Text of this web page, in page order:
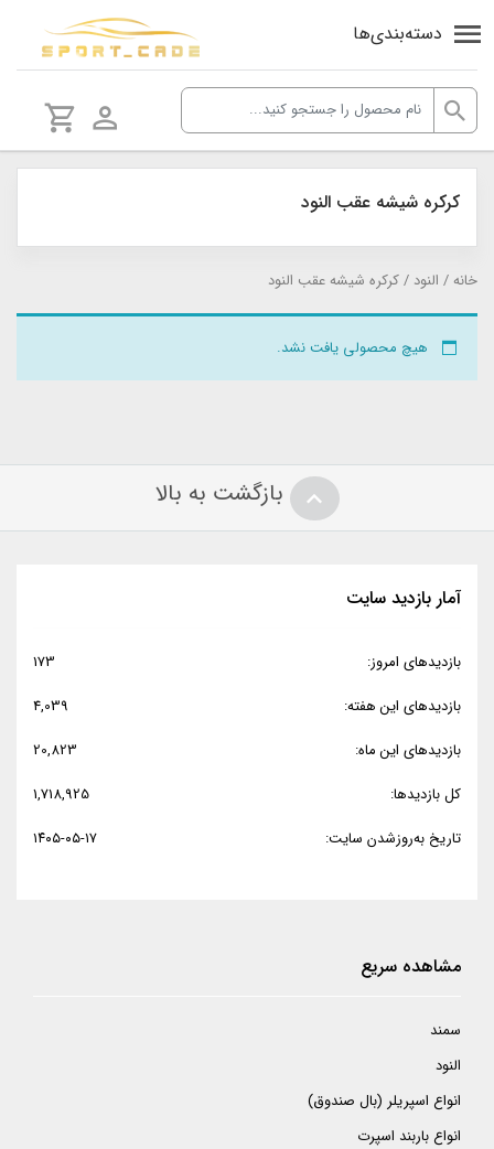
دسته‌بندی‌ها
كركره شيشه عقب النود
خانه/ النود / كركره شيشه عقب النود
هیچ محصولی یافت نشد.
بازگشت به بالا
آمار بازدید سایت
بازدیدهای امروز:
173
بازدیدهای این هفته:
4,039
بازدیدهای این ماه:
20,823
کل بازدیدها:
1,718,925
تاریخ به‌روزشدن سایت:
۱۴۰۵-۰۵-۱۷
مشاهده سریع
سمند
النود
انواع اسپريلر (بال صندوق)
انواع باربند اسپرت